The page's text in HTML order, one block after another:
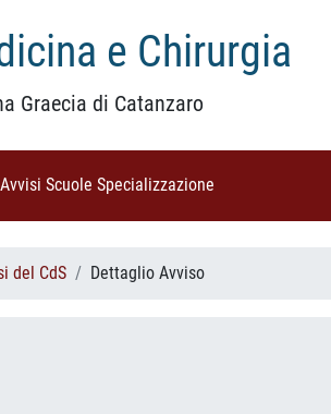
e Chirurgia
Graecia di Catanzaro
Avvisi Scuole Specializzazione
del CdS Dettaglio Avviso